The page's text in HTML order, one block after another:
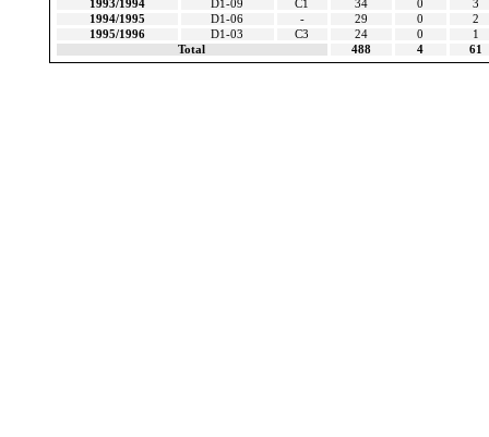
1993/1994
D1-09 C1 34 0
3
1994/1995
D1-06 - 29 0
2
1995/1996
D1-03 C3 24 0
1
Total
488 4 61